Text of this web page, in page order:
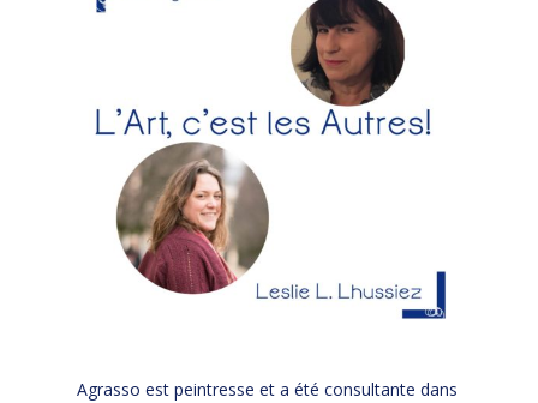
Agrasso est peintresse et a été consultante dans